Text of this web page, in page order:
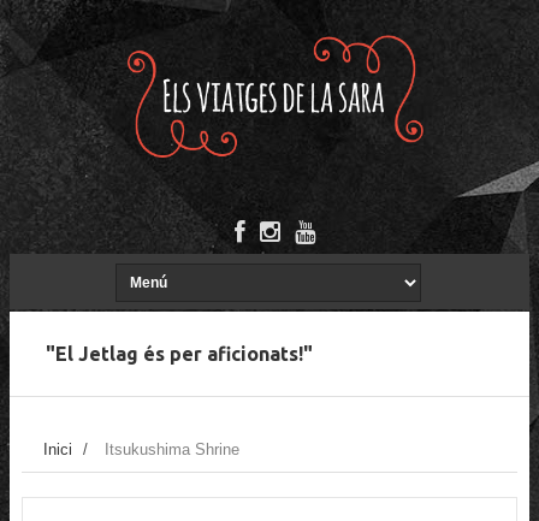
"El Jetlag és per aficionats!"
Inici / Itsukushima Shrine